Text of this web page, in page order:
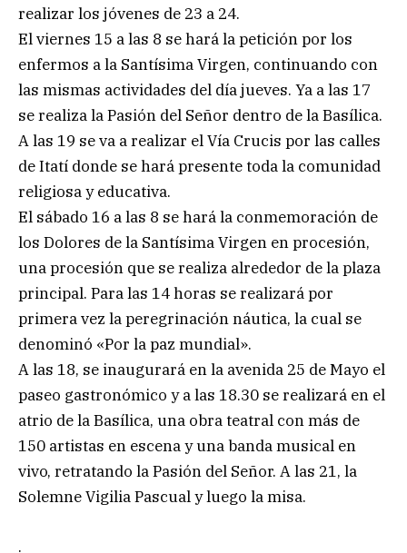
realizar los jóvenes de 23 a 24.
El viernes 15 a las 8 se hará la petición por los
enfermos a la Santísima Virgen, continuando con
las mismas actividades del día jueves. Ya a las 17
se realiza la Pasión del Señor dentro de la Basílica.
A las 19 se va a realizar el Vía Crucis por las calles
de Itatí donde se hará presente toda la comunidad
religiosa y educativa.
El sábado 16 a las 8 se hará la conmemoración de
los Dolores de la Santísima Virgen en procesión,
una procesión que se realiza alrededor de la plaza
principal. Para las 14 horas se realizará por
primera vez la peregrinación náutica, la cual se
denominó «Por la paz mundial».
A las 18, se inaugurará en la avenida 25 de Mayo el
paseo gastronómico y a las 18.30 se realizará en el
atrio de la Basílica, una obra teatral con más de
150 artistas en escena y una banda musical en
vivo, retratando la Pasión del Señor. A las 21, la
Solemne Vigilia Pascual y luego la misa.
.